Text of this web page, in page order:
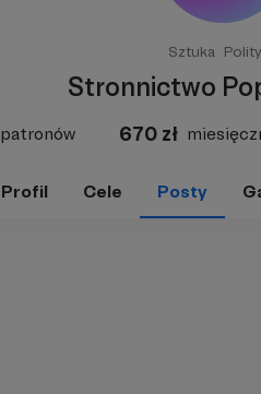
Sztuka
Stronnictwo
patronów 670 zł
Profil Cele Posty